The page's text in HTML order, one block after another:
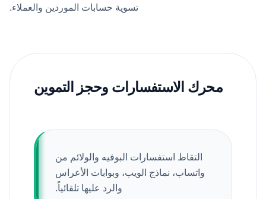
تسوية حسابات الموردين والعملاء.
محرك الاستفسارات وحجز التموين
التقاط استفسارات البوفيه والولائم من
واتساب، نماذج الويب، وبوابات الأعراس
والرد عليها تلقائياً.